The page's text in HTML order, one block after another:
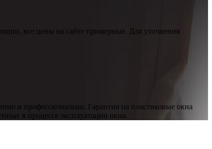
все цены на сайте примерные. Для уточнения
и профессионально. Гарантия на пластиковые окна
в процессе эксплуатации окна.